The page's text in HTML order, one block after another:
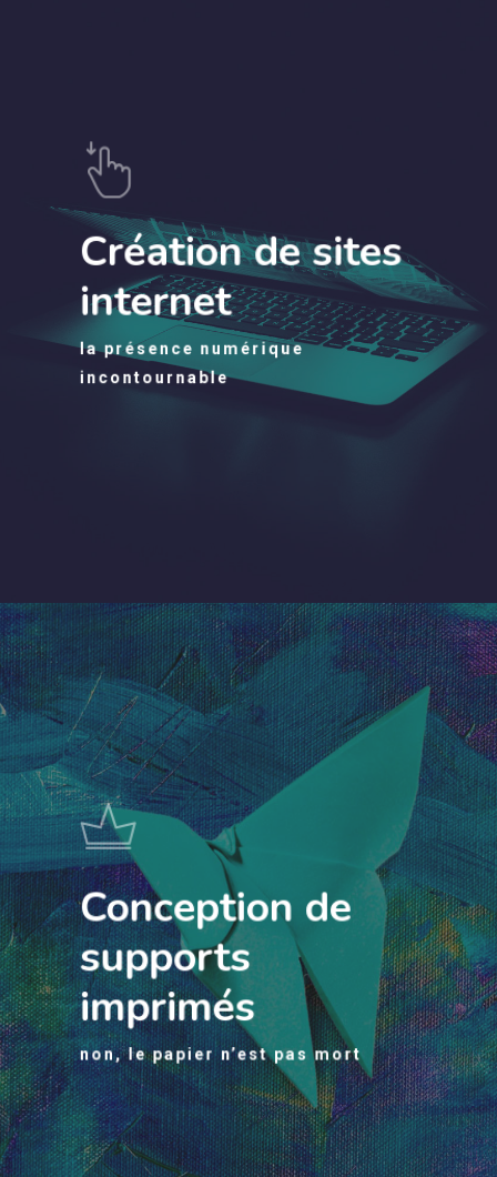
Création de sites
internet
la présence numérique
incontournable
Conception de
supports
imprimés
non, le papier n’est pas mort